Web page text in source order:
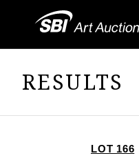
RESULTS
LOT 166